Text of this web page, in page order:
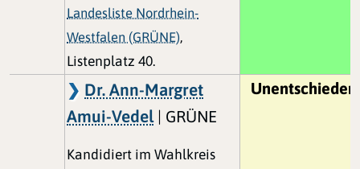
Landesliste Nordrhein-
Westfalen (GRÜNE),
Listenplatz 40.
Dr. Ann-Margret
Amui-Vedel| GRÜNE
Kandidiert im Wahlkreis
Unentschieden